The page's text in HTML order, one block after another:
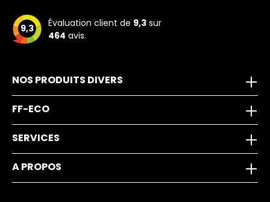
9,3 Évaluation client de 9,3 sur
464 avis.
NOS PRODUITS DIVERS
FF-ECO
SERVICES
A PROPOS